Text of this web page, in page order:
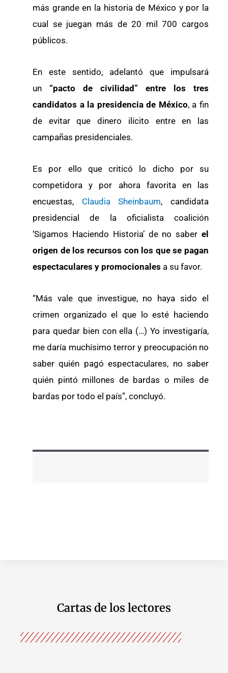
más grande en la historia de México y por la
cual se juegan más de 20 mil 700 cargos
públicos.
En este sentido, adelantó que impulsará
un “pacto de civilidad” entre los tres
candidatos a la presidencia de México, a fin
de evitar que dinero ilícito entre en las
campañas presidenciales.
Es por ello que criticó lo dicho por su
competidora y por ahora favorita en las
encuestas, Claudia Sheinbaum, candidata
presidencial de la oficialista coalición
‘Sigamos Haciendo Historia’ de no saber el
origen de los recursos con los que se pagan
espectaculares y promocionales a su favor.
“Más vale que investigue, no haya sido el
crimen organizado el que lo esté haciendo
para quedar bien con ella (…) Yo investigaría,
me daría muchísimo terror y preocupación no
saber quién pagó espectaculares, no saber
quién pintó millones de bardas o miles de
bardas por todo el país”, concluyó.
Cartas de los lectores